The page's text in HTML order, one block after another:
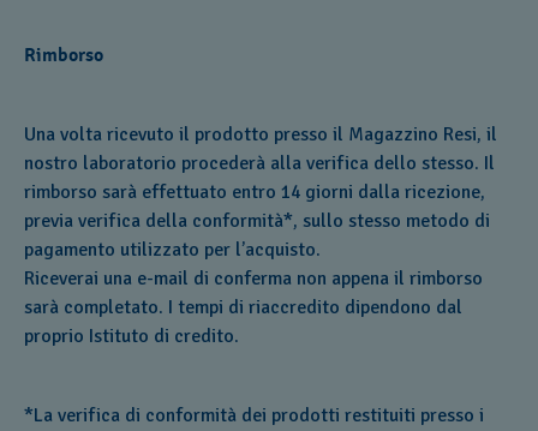
Rimborso
Una volta ricevuto il prodotto presso il Magazzino Resi, il
nostro laboratorio procederà alla verifica dello stesso. Il
rimborso sarà effettuato entro 14 giorni dalla ricezione,
previa verifica della conformità*, sullo stesso metodo di
pagamento utilizzato per l’acquisto.
Riceverai una e-mail di conferma non appena il rimborso
sarà completato. I tempi di riaccredito dipendono dal
proprio Istituto di credito.
*La verifica di conformità dei prodotti restituiti presso i